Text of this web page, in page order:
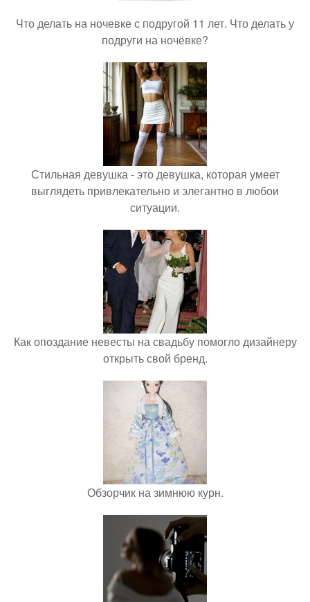
Что делать на ночевке с подругой 11 лет. Что делать у
подруги на ночёвке?
Стильная девушка - это девушка, которая умеет
выглядеть привлекательно и элегантно в любои
ситуации.
Как опоздание невесты на свадьбу помогло дизайнеру
открыть свой бренд.
Обзорчик на зимнюю курн.